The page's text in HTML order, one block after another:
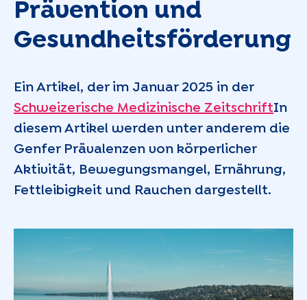
Prävention und
Gesundheitsförderung
Ein Artikel, der im Januar 2025 in der
Schweizerische Medizinische ZeitschriftIn
diesem Artikel werden unter anderem die
Genfer Prävalenzen von körperlicher
Aktivität, Bewegungsmangel, Ernährung,
Fettleibigkeit und Rauchen dargestellt.